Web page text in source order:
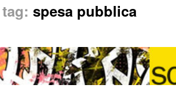
tag: spesa pubblica